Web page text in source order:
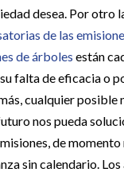
desea. Por otro
de las
de árboles están
falta de eficacia o
cualquier posible
nos pueda
de momento
sin calendario.